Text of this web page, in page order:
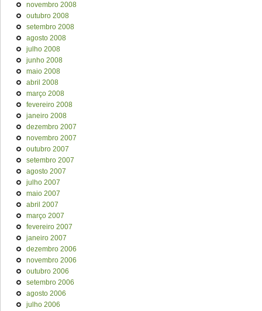
novembro 2008
outubro 2008
setembro 2008
agosto 2008
julho 2008
junho 2008
maio 2008
abril 2008
março 2008
fevereiro 2008
janeiro 2008
dezembro 2007
novembro 2007
outubro 2007
setembro 2007
agosto 2007
julho 2007
maio 2007
abril 2007
março 2007
fevereiro 2007
janeiro 2007
dezembro 2006
novembro 2006
outubro 2006
setembro 2006
agosto 2006
julho 2006